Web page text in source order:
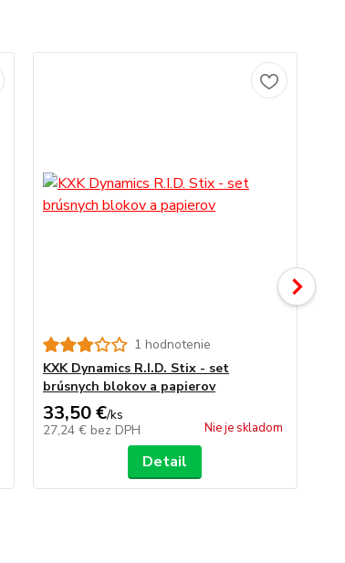
1 hodnotenie
KXK Dynamics R.I.D. Stix - set
brúsnych blokov a papierov
33,50 €/ks
27,24 € bez DPH Nie je skladom
Detail